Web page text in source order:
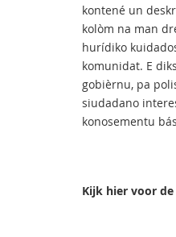
kontené un
kolòm na man
hurídiko
komunidat. E
gobièrnu, pa
siudadano
konosementu
Kijk hier voor